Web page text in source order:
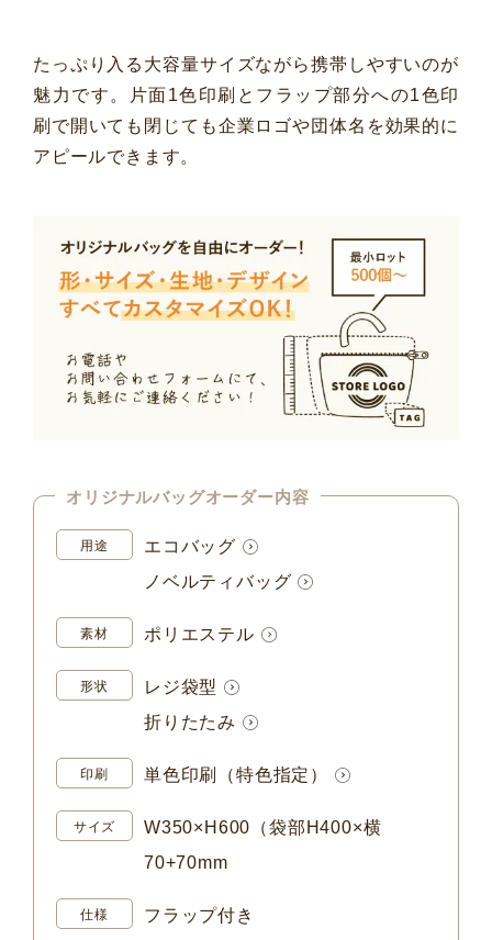
たっぷり入る大容量サイズながら携帯しやすいのが
魅力です。片面1色印刷とフラップ部分への1色印
刷で開いても閉じても企業ロゴや団体名を効果的に
アピールできます。
オリジナルバッグオーダー内容
用途
エコバッグ
ノベルティバッグ
素材 ポリエステル
形状
レジ袋型
折りたたみ
印刷 単色印刷（特色指定）
サイズ
W350×H600（袋部H400×横
70+70mm
仕様 フラップ付き